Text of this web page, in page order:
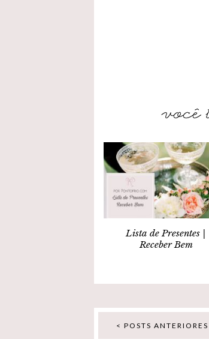
Lista de Presentes |
Receber Bem
< POSTS ANTERIORES